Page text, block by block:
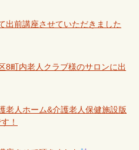
出前講座させていただきました
8町内老人クラブ様のサロンに出
老人ホーム&介護老人保健施設版
！